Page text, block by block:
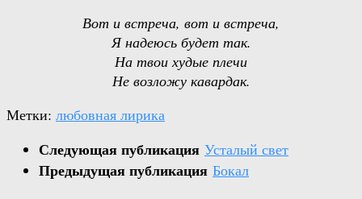
Вот и встреча, вот и встреча,
Я надеюсь будет так.
На твои худые плечи
Не возложу кавардак.
Метки: любовная лирика
Следующая публикация Усталый свет
Предыдущая публикация Бокал